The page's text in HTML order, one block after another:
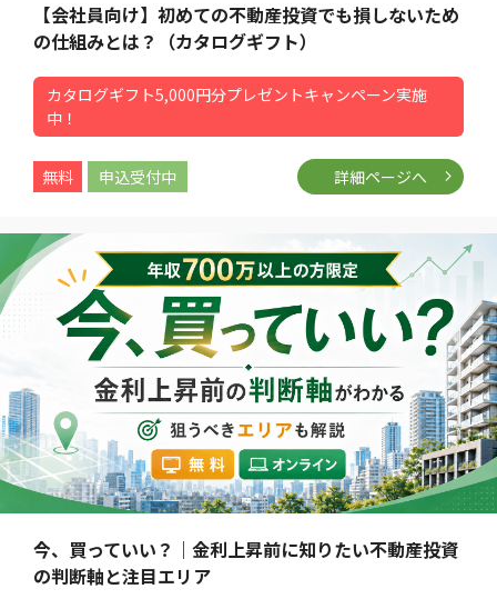
【会社員向け】初めての不動産投資でも損しないため
の仕組みとは？（カタログギフト）
カタログギフト5,000円分プレゼントキャンペーン実施
中！
無料 申込受付中 詳細ページへ
今、買っていい？｜金利上昇前に知りたい不動産投資
の判断軸と注目エリア